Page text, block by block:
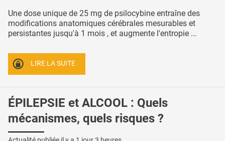
Une dose unique de 25 mg de psilocybine entraîne des
modifications anatomiques cérébrales mesurables et
persistantes jusqu'à 1 mois , et augmente l'entropie ...
LIRE LA SUITE
ÉPILEPSIE et ALCOOL : Quels
mécanismes, quels risques ?